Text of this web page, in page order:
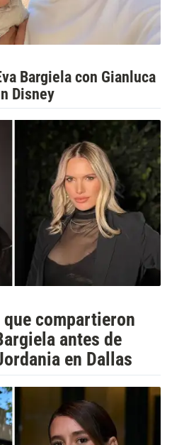
Bargiela con Gianluca
Disney
compartieron
antes de
en Dallas